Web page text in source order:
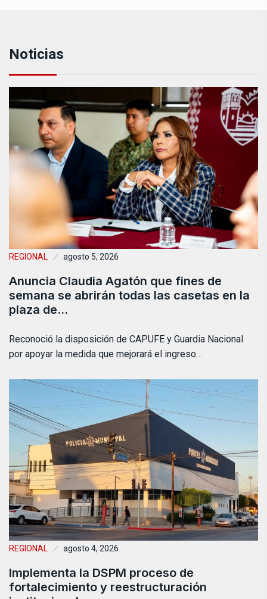
Noticias
REGIONAL agosto 5, 2026
Anuncia Claudia Agatón que fines de
semana se abrirán todas las casetas en la
plaza de…
Reconoció la disposición de CAPUFE y Guardia Nacional
por apoyar la medida que mejorará el ingreso…
REGIONAL agosto 4, 2026
Implementa la DSPM proceso de
fortalecimiento y reestructuración